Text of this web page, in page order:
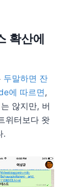
확산에
두말하면 잔
에 따르면,
않지만, 버
위터보다 왓
.